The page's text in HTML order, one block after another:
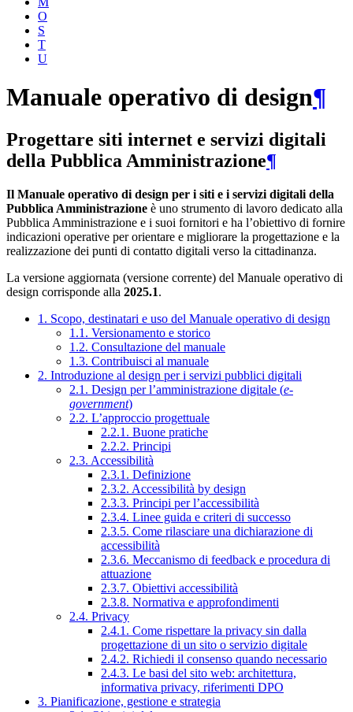
O
S
T
U
Manuale operativo di design¶
Progettare siti internet e servizi digitali
della Pubblica Amministrazione¶
Il Manuale operativo di design per i siti e i servizi digitali della
Pubblica Amministrazione è uno strumento di lavoro dedicato alla
Pubblica Amministrazione e i suoi fornitori e ha l’obiettivo di fornire
indicazioni operative per orientare e migliorare la progettazione e la
realizzazione dei punti di contatto digitali verso la cittadinanza.
La versione aggiornata (versione corrente) del Manuale operativo di
design corrisponde alla 2025.1.
1. Scopo, destinatari e uso del Manuale operativo di design
1.1. Versionamento e storico
1.2. Consultazione del manuale
1.3. Contribuisci al manuale
2. Introduzione al design per i servizi pubblici digitali
2.1. Design per l’amministrazione digitale (e-
government)
2.2. L’approccio progettuale
2.2.1. Buone pratiche
2.2.2. Principi
2.3. Accessibilità
2.3.1. Definizione
2.3.2. Accessibilità by design
2.3.3. Principi per l’accessibilità
2.3.4. Linee guida e criteri di successo
2.3.5. Come rilasciare una dichiarazione di
accessibilità
2.3.6. Meccanismo di feedback e procedura di
attuazione
2.3.7. Obiettivi accessibilità
2.3.8. Normativa e approfondimenti
2.4. Privacy
2.4.1. Come rispettare la privacy sin dalla
progettazione di un sito o servizio digitale
2.4.2. Richiedi il consenso quando necessario
2.4.3. Le basi del sito web: architettura,
informativa privacy, riferimenti DPO
3. Pianificazione, gestione e strategia